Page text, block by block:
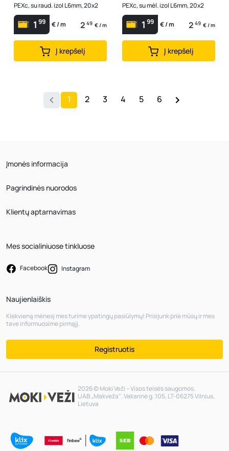
PEXc, su raud. izol L6mm, 20x2
1 99 € / m 2 49 € / m
Į krepšelį
PEXc, su mėl. izol L6mm, 20x2
1 99 € / m 2 49 € / m
Į krepšelį
1 2 3 4 5 6
Įmonės informacija
Pagrindinės nuorodos
Klientų aptarnavimas
Mes socialiniuose tinkluose
Facebook Instagram
Naujienlaiškis
Kiekvieną mėnesį mes turime ypatingų pasiūlymų! Prisijunk prie mūsų ir mes
tave informuosime pirmąjį.
Registruotis
2026 © Moki Veži – Visos teisės saugomos.
UAB „Makveža“. Vakarinė g. 105, LT-06275 Vilnius,
Lietuva